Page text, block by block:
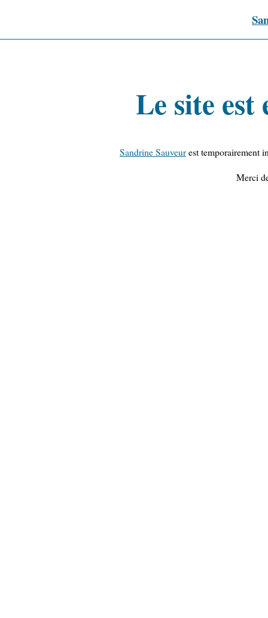
Le site est
Sandrine Sauveurest temporairement
Merci